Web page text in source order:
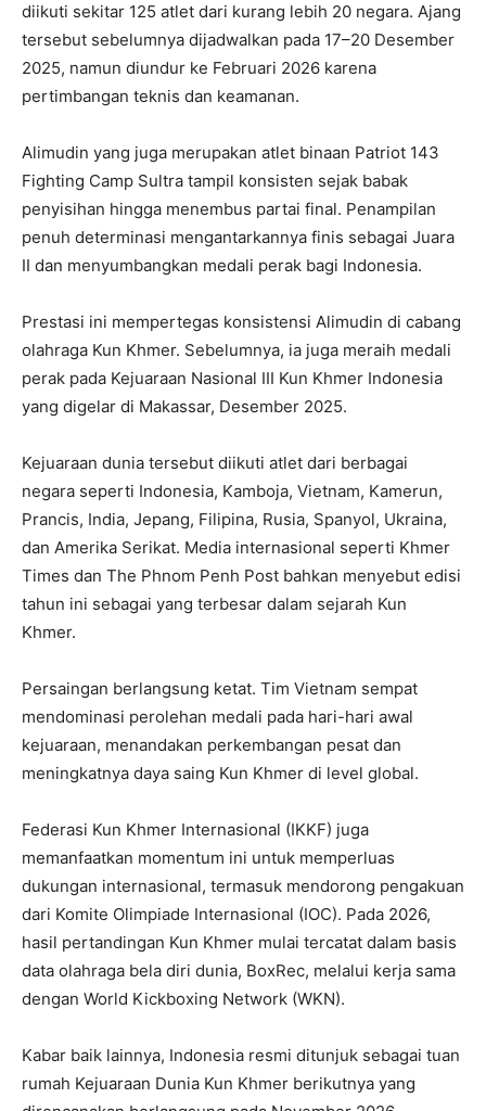
diikuti sekitar 125 atlet dari kurang lebih 20 negara. Ajang
tersebut sebelumnya dijadwalkan pada 17–20 Desember
2025, namun diundur ke Februari 2026 karena
pertimbangan teknis dan keamanan.
Alimudin yang juga merupakan atlet binaan Patriot 143
Fighting Camp Sultra tampil konsisten sejak babak
penyisihan hingga menembus partai final. Penampilan
penuh determinasi mengantarkannya finis sebagai Juara
II dan menyumbangkan medali perak bagi Indonesia.
Prestasi ini mempertegas konsistensi Alimudin di cabang
olahraga Kun Khmer. Sebelumnya, ia juga meraih medali
perak pada Kejuaraan Nasional III Kun Khmer Indonesia
yang digelar di Makassar, Desember 2025.
Kejuaraan dunia tersebut diikuti atlet dari berbagai
negara seperti Indonesia, Kamboja, Vietnam, Kamerun,
Prancis, India, Jepang, Filipina, Rusia, Spanyol, Ukraina,
dan Amerika Serikat. Media internasional seperti Khmer
Times dan The Phnom Penh Post bahkan menyebut edisi
tahun ini sebagai yang terbesar dalam sejarah Kun
Khmer.
Persaingan berlangsung ketat. Tim Vietnam sempat
mendominasi perolehan medali pada hari-hari awal
kejuaraan, menandakan perkembangan pesat dan
meningkatnya daya saing Kun Khmer di level global.
Federasi Kun Khmer Internasional (IKKF) juga
memanfaatkan momentum ini untuk memperluas
dukungan internasional, termasuk mendorong pengakuan
dari Komite Olimpiade Internasional (IOC). Pada 2026,
hasil pertandingan Kun Khmer mulai tercatat dalam basis
data olahraga bela diri dunia, BoxRec, melalui kerja sama
dengan World Kickboxing Network (WKN).
Kabar baik lainnya, Indonesia resmi ditunjuk sebagai tuan
rumah Kejuaraan Dunia Kun Khmer berikutnya yang